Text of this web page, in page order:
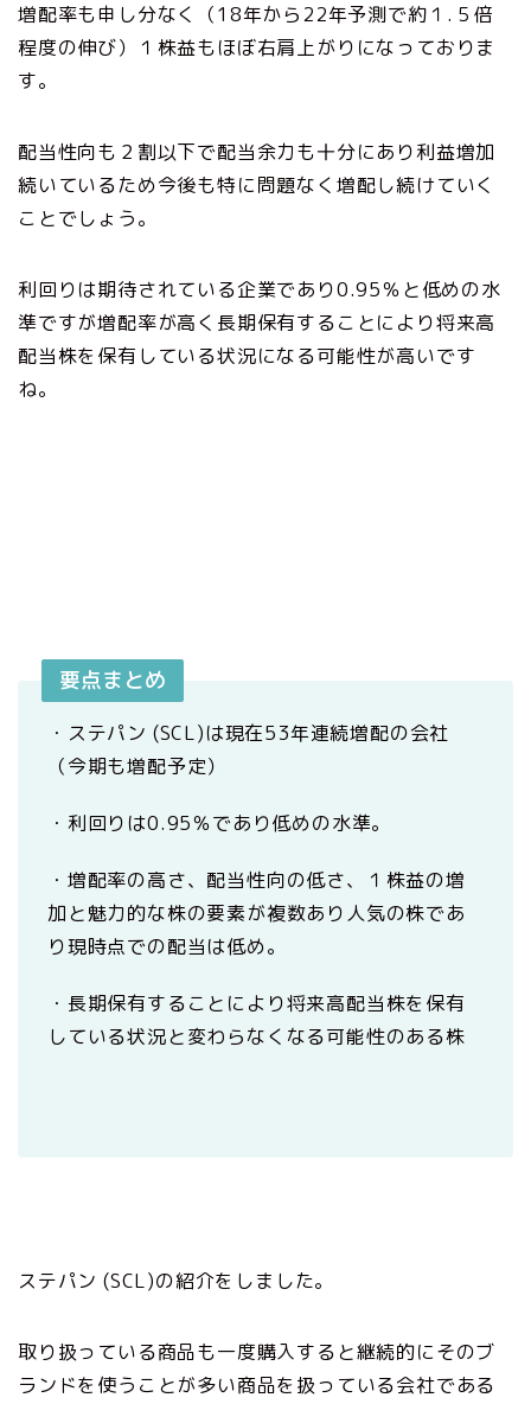
増配率も申し分なく（18年から22年予測で約１.５倍
程度の伸び）１株益もほぼ右肩上がりになっておりま
す。
配当性向も２割以下で配当余力も十分にあり利益増加
続いているため今後も特に問題なく増配し続けていく
ことでしょう。
利回りは期待されている企業であり0.95％と低めの水
準ですが増配率が高く長期保有することにより将来高
配当株を保有している状況になる可能性が高いです
ね。
要点まとめ
・ステパン (SCL)は現在53年連続増配の会社
（今期も増配予定）
・利回りは0.95％であり低めの水準。
・増配率の高さ、配当性向の低さ、１株益の増
加と魅力的な株の要素が複数あり人気の株であ
り現時点での配当は低め。
・長期保有することにより将来高配当株を保有
している状況と変わらなくなる可能性のある株
ステパン (SCL)の紹介をしました。
取り扱っている商品も一度購入すると継続的にそのブ
ランドを使うことが多い商品を扱っている会社である